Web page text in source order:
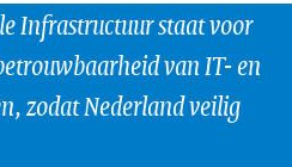
Infrastructuur staat voor
van IT- en
zodat Nederland veilig